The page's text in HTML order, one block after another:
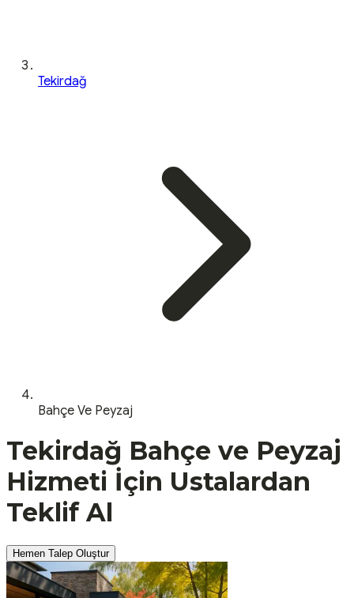
Tekirdağ
Bahçe Ve Peyzaj
Tekirdağ Bahçe ve Peyzaj
Hizmeti İçin Ustalardan
Teklif Al
Hemen Talep Oluştur